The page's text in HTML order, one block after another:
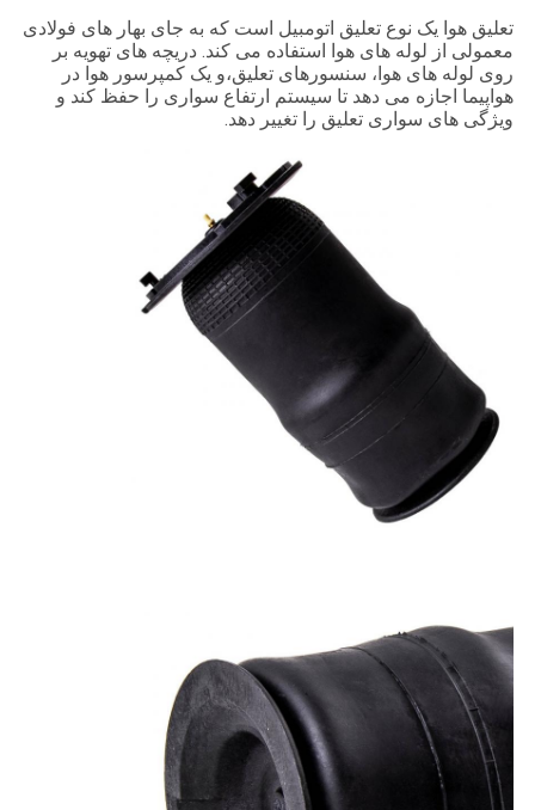
تعلیق هوا یک نوع تعلیق اتومبیل است که به جای بهار های فولادی
معمولی از لوله های هوا استفاده می کند. دریچه های تهویه بر
روی لوله های هوا، سنسورهای تعلیق،و یک کمپرسور هوا در
هواپیما اجازه می دهد تا سیستم ارتفاع سواری را حفظ کند و
ویژگی های سواری تعلیق را تغییر دهد.